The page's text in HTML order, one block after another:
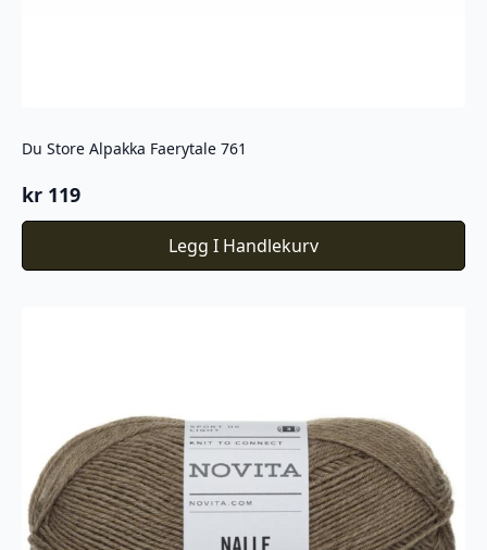
Du Store Alpakka Faerytale 761
kr 119
Legg I Handlekurv